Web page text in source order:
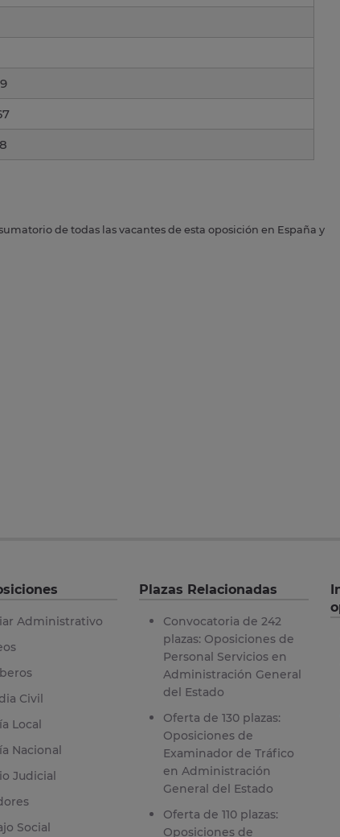
de todas las vacantes de esta oposición en España y
Administrativo
Civil
Local
Nacional
Judicial
Social
Plazas Relacionadas
Convocatoria de 242
plazas: Oposiciones de
Personal Servicios en
Administración General
del Estado
Oferta de 130 plazas:
Oposiciones de
Examinador de Tráfico
en Administración
General del Estado
Oferta de 110 plazas:
Oposiciones de